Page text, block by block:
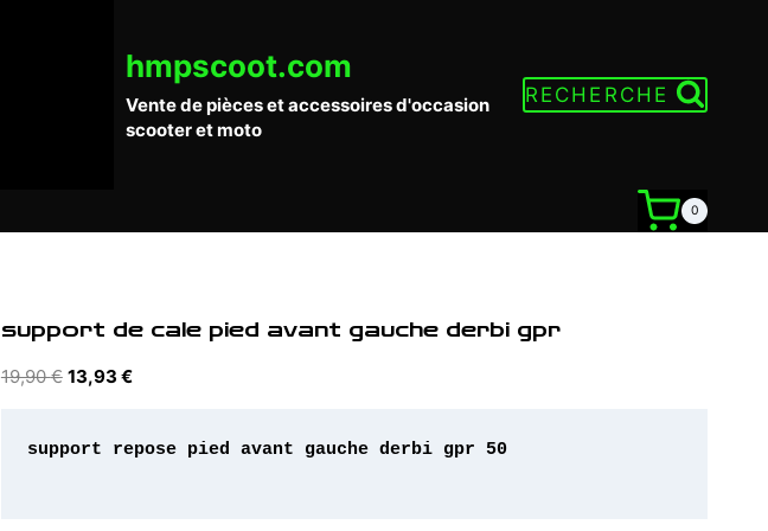
hmpscoot.com
Vente de pièces et accessoires d'occasion
scooter et moto
RECHERCHE
0
support de cale pied avant gauche derbi gpr
19,90€ Le
était :
13,93 €Le
est :
support repose pied avant gauche derbi gpr 50